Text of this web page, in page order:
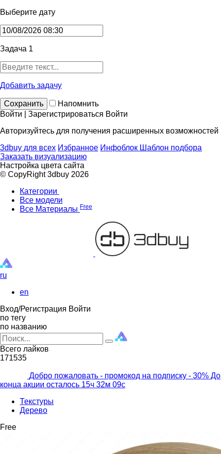
Выберите дату
Задача 1
Добавить задачу
Сохранить
Напомнить
Войти | Зарегистрироваться Войти
Авторизуйтесь для получения расширенных возможностей
3dbuy для всех Избранное Инфоблок Шаблон подбора
Заказать визуализацию
Настройка цвета сайта
© CopyRight 3dbuy 2026
Категории
Все модели
Все Материалы Free
ru
en
Вход/Регистрация Войти
по тегу
по названию
Всего лайков
171535
Добро пожаловать - промокод на подписку - 30% До
конца акции осталось 15ч 32м 07с
Текстуры
Дерево
Free